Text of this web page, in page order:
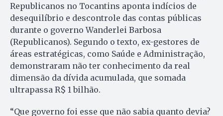
Republicanos no Tocantins aponta indícios de
desequilíbrio e descontrole das contas públicas
durante o governo Wanderlei Barbosa
(Republicanos). Segundo o texto, ex-gestores de
áreas estratégicas, como Saúde e Administração,
demonstraram não ter conhecimento da real
dimensão da dívida acumulada, que somada
ultrapassa R$ 1 bilhão.
“Que governo foi esse que não sabia quanto devia?